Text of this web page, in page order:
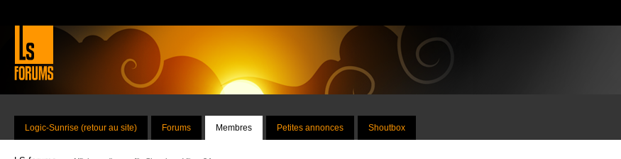
Logic-Sunrise (retour au site) Forums Membres Petites annonces Shoutbox